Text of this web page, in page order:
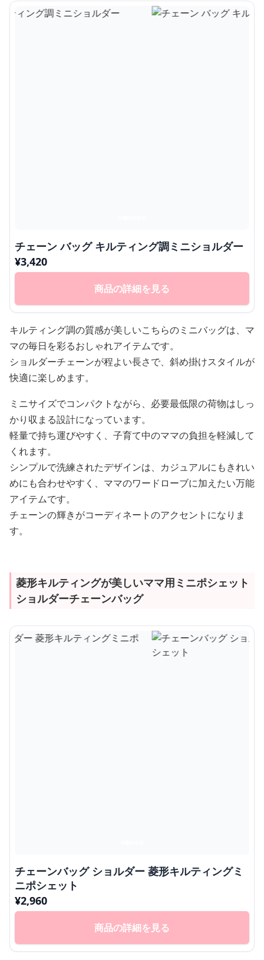
チェーン バッグ キルティング調ミニショルダー
¥3,420
商品の詳細を見る
キルティング調の質感が美しいこちらのミニバッグは、マ
マの毎日を彩るおしゃれアイテムです。
ショルダーチェーンが程よい長さで、斜め掛けスタイルが
快適に楽しめます。
ミニサイズでコンパクトながら、必要最低限の荷物はしっ
かり収まる設計になっています。
軽量で持ち運びやすく、子育て中のママの負担を軽減して
くれます。
シンプルで洗練されたデザインは、カジュアルにもきれい
めにも合わせやすく、ママのワードローブに加えたい万能
アイテムです。
チェーンの輝きがコーディネートのアクセントになりま
す。
菱形キルティングが美しいママ用ミニポシェット
ショルダーチェーンバッグ
チェーンバッグ ショルダー 菱形キルティングミ
ニポシェット
¥2,960
商品の詳細を見る